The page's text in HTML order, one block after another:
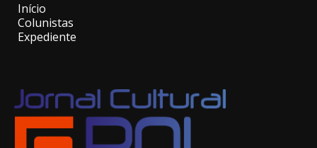
Início
Colunistas
Expediente